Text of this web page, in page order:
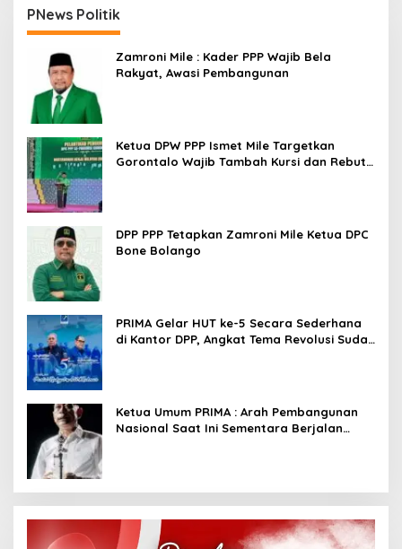
PNews Politik
Zamroni Mile : Kader PPP Wajib Bela
Rakyat, Awasi Pembangunan
Ketua DPW PPP Ismet Mile Targetkan
Gorontalo Wajib Tambah Kursi dan Rebut
DPP PPP Tetapkan Zamroni Mile Ketua DPC
Bone Bolango
PRIMA Gelar HUT ke-5 Secara Sederhana
di Kantor DPP, Angkat Tema Revolusi Sudah
Ketua Umum PRIMA : Arah Pembangunan
Nasional Saat Ini Sementara Berjalan